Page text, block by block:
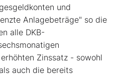
und
Anlagebeträge" so die
alle DKB-
Zinssatz - sowohl
auch die bereits